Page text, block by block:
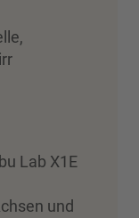
Lab X1E
und